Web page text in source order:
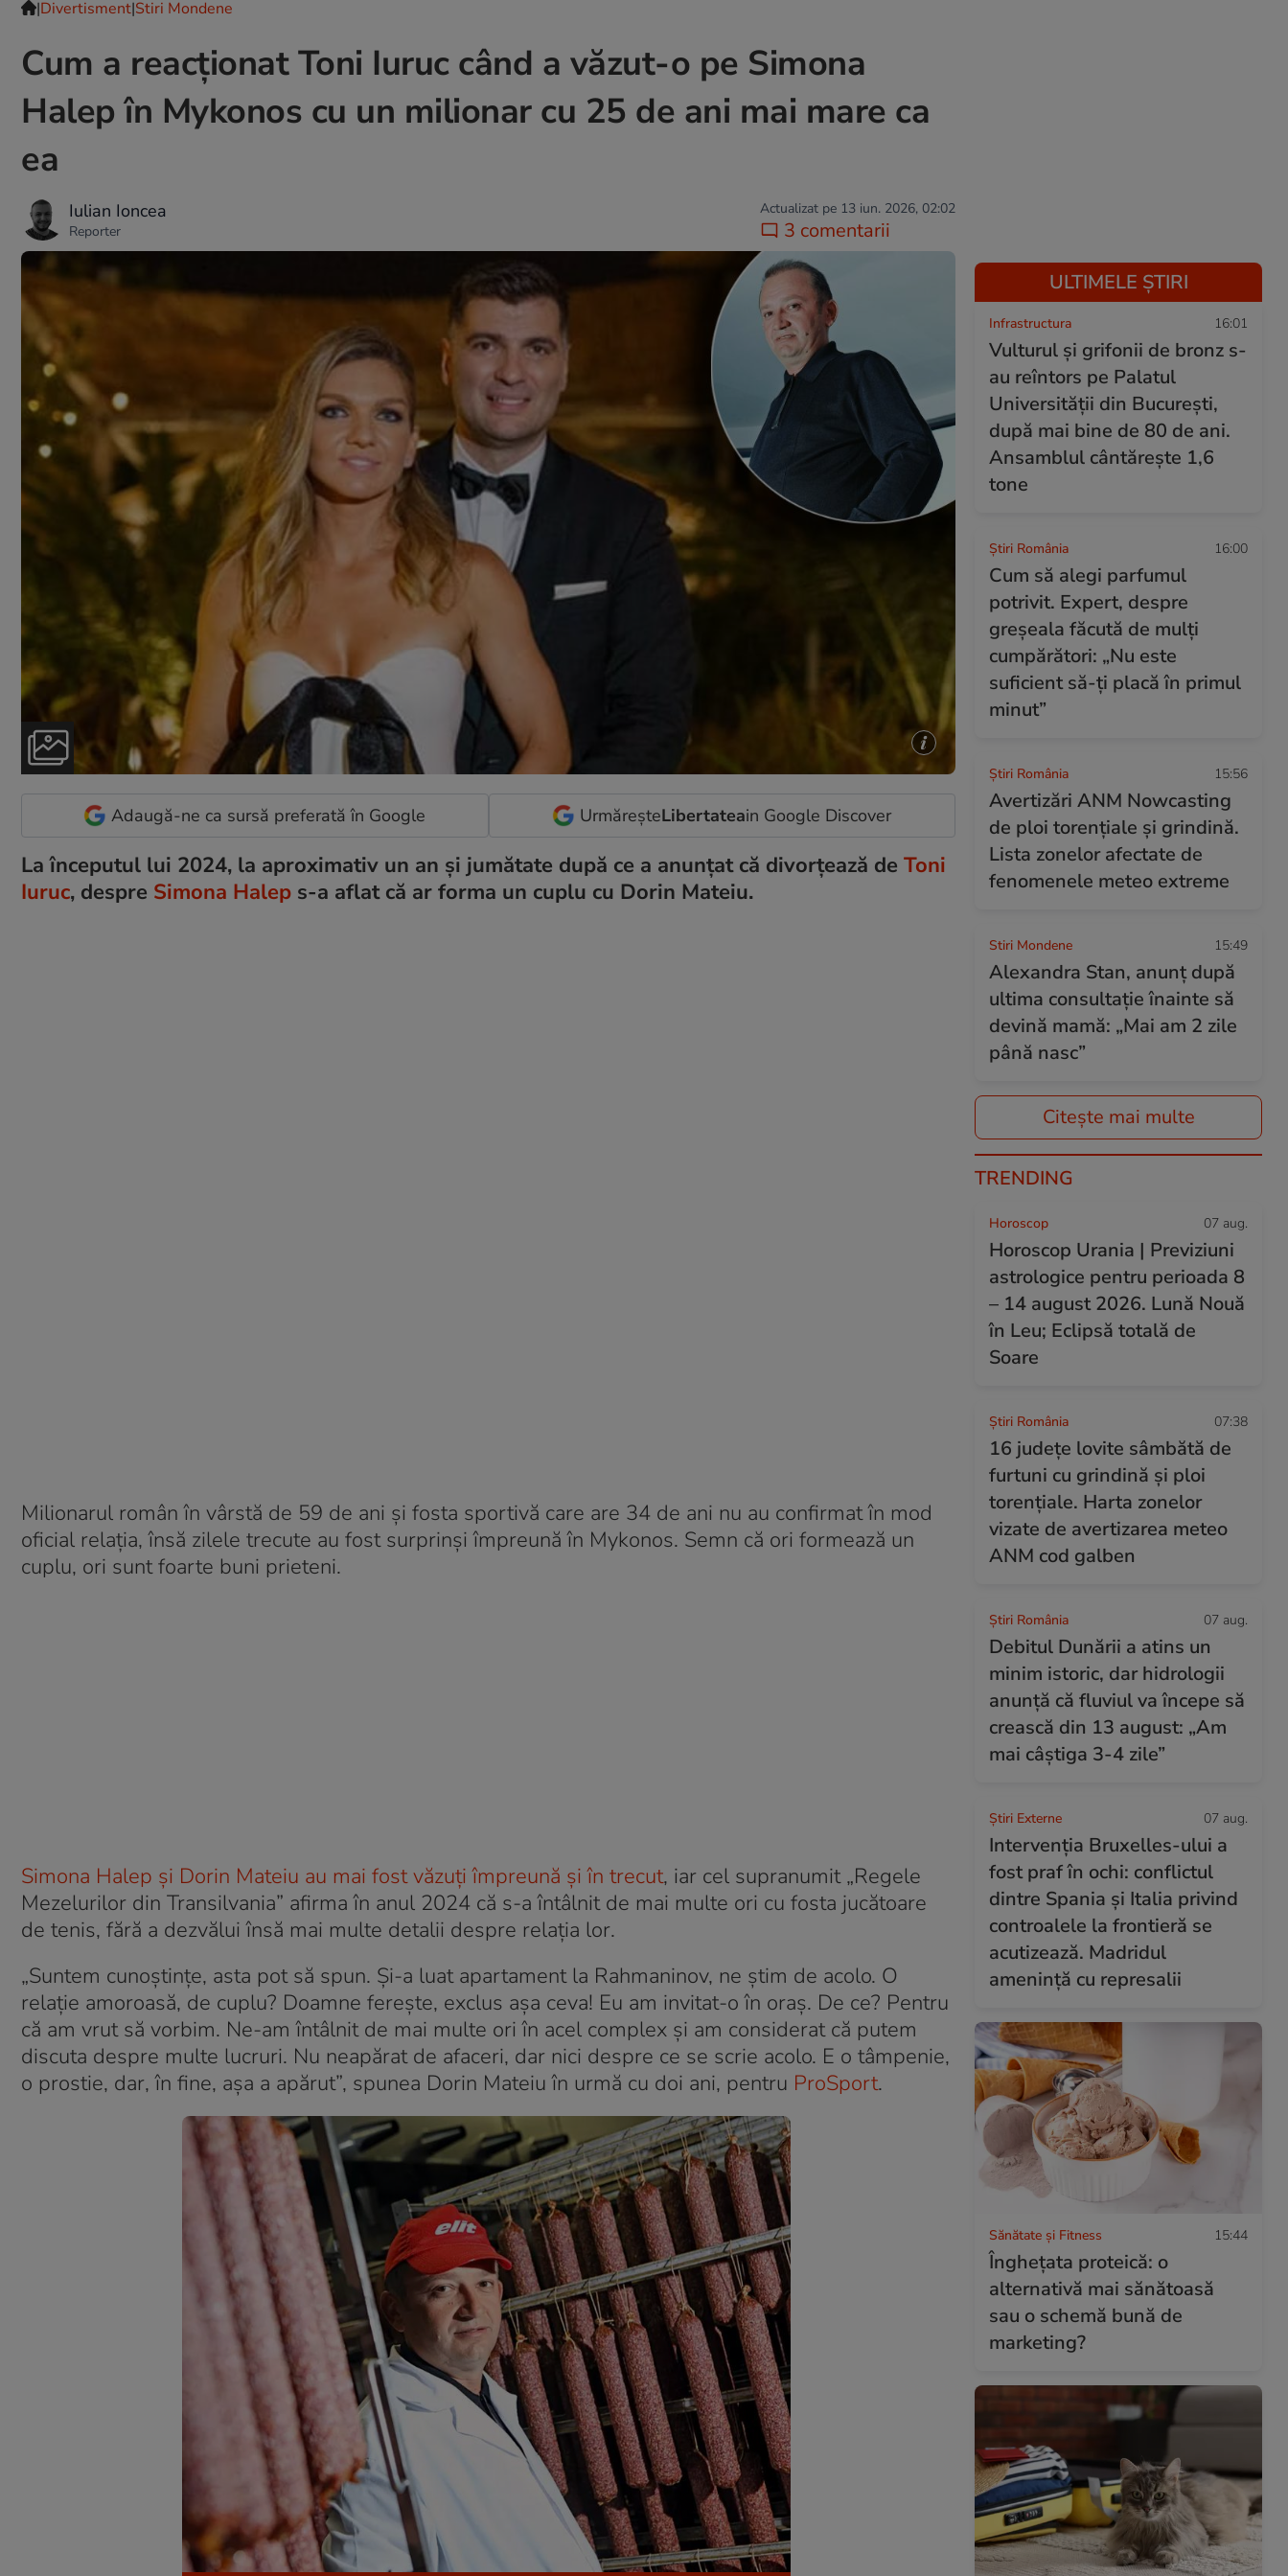
|Divertisment|Stiri Mondene
Cum a reacționat Toni Iuruc când a văzut-o pe Simona
Halep în Mykonos cu un milionar cu 25 de ani mai mare ca
ea
Iulian Ioncea
Reporter
Actualizat pe 13 iun. 2026, 02:02
3 comentarii
Adaugă-ne ca sursă preferată în Google UrmăreșteLibertateain Google Discover
La începutul lui 2024, la aproximativ un an și jumătate după ce a anunțat că divorțează de Toni
Iuruc, despre Simona Halep s-a aflat că ar forma un cuplu cu Dorin Mateiu.
Milionarul român în vârstă de 59 de ani și fosta sportivă care are 34 de ani nu au confirmat în mod
oficial relația, însă zilele trecute au fost surprinși împreună în Mykonos. Semn că ori formează un
cuplu, ori sunt foarte buni prieteni.
Simona Halep și Dorin Mateiu au mai fost văzuți împreună și în trecut, iar cel supranumit „Regele
Mezelurilor din Transilvania” afirma în anul 2024 că s-a întâlnit de mai multe ori cu fosta jucătoare
de tenis, fără a dezvălui însă mai multe detalii despre relația lor.
„Suntem cunoștințe, asta pot să spun. Și-a luat apartament la Rahmaninov, ne știm de acolo. O
relație amoroasă, de cuplu? Doamne ferește, exclus așa ceva! Eu am invitat-o în oraș. De ce? Pentru
că am vrut să vorbim. Ne-am întâlnit de mai multe ori în acel complex și am considerat că putem
discuta despre multe lucruri. Nu neapărat de afaceri, dar nici despre ce se scrie acolo. E o tâmpenie,
o prostie, dar, în fine, așa a apărut”, spunea Dorin Mateiu în urmă cu doi ani, pentru ProSport.
ULTIMELE ȘTIRI
Infrastructura 16:01
Vulturul și grifonii de bronz s-
au reîntors pe Palatul
Universității din București,
după mai bine de 80 de ani.
Ansamblul cântărește 1,6
tone
Știri România 16:00
Cum să alegi parfumul
potrivit. Expert, despre
greșeala făcută de mulți
cumpărători: „Nu este
suficient să-ți placă în primul
minut”
Știri România 15:56
Avertizări ANM Nowcasting
de ploi torențiale și grindină.
Lista zonelor afectate de
fenomenele meteo extreme
Stiri Mondene 15:49
Alexandra Stan, anunț după
ultima consultație înainte să
devină mamă: „Mai am 2 zile
până nasc”
Citește mai multe
TRENDING
Horoscop 07 aug.
Horoscop Urania | Previziuni
astrologice pentru perioada 8
– 14 august 2026. Lună Nouă
în Leu; Eclipsă totală de
Soare
Știri România 07:38
16 județe lovite sâmbătă de
furtuni cu grindină și ploi
torențiale. Harta zonelor
vizate de avertizarea meteo
ANM cod galben
Știri România 07 aug.
Debitul Dunării a atins un
minim istoric, dar hidrologii
anunță că fluviul va începe să
crească din 13 august: „Am
mai câștiga 3-4 zile”
Știri Externe 07 aug.
Intervenția Bruxelles-ului a
fost praf în ochi: conflictul
dintre Spania și Italia privind
controalele la frontieră se
acutizează. Madridul
amenință cu represalii
Sănătate și Fitness 15:44
Înghețata proteică: o
alternativă mai sănătoasă
sau o schemă bună de
marketing?